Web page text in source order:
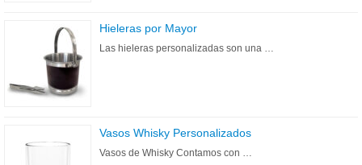
Hieleras por Mayor
Las hieleras personalizadas son una …
Vasos Whisky Personalizados
Vasos de Whisky Contamos con …